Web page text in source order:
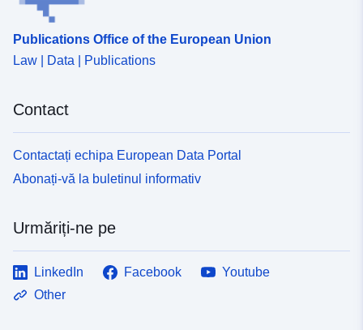
Publications Office of the European Union
Law | Data | Publications
Contact
Contactați echipa European Data Portal
Abonați-vă la buletinul informativ
Urmăriți-ne pe
LinkedIn Facebook
Youtube
Other